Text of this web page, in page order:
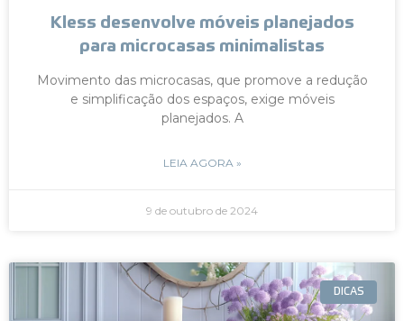
Kless desenvolve móveis planejados
para microcasas minimalistas
Movimento das microcasas, que promove a redução
e simplificação dos espaços, exige móveis
planejados. A
LEIA AGORA »
9 de outubro de 2024
DICAS